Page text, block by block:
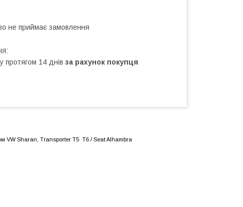
не приймає замовлення
протягом 14 днів за рахунок покупця
VWSharan, Transporter T5 Т6 / Seat Alhambra